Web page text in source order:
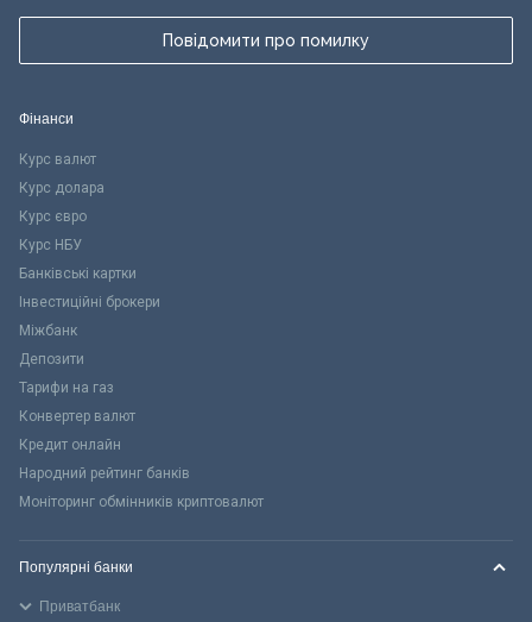
Повідомити про помилку
Фінанси
Курс валют
Курс долара
Курс євро
Курс НБУ
Банківські картки
Інвестиційні брокери
Міжбанк
Депозити
Тарифи на газ
Конвертер валют
Кредит онлайн
Народний рейтинг банків
Моніторинг обмінників криптовалют
Популярні банки
Приватбанк